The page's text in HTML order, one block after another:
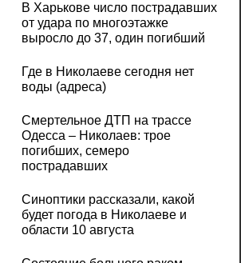
В Харькове число пострадавших
от удара по многоэтажке
выросло до 37, один погибший
Где в Николаеве сегодня нет
воды (адреса)
Смертельное ДТП на трассе
Одесса – Николаев: трое
погибших, семеро
пострадавших
Синоптики рассказали, какой
будет погода в Николаеве и
области 10 августа